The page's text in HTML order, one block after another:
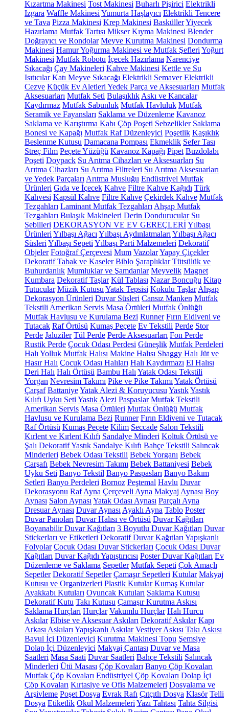
Kızartma Makinesi Tost Makinesi Buharlı Pişirici Elektrikli
Izgara Waffle Makinesi Yumurta Haşlayıcı Elektrikli Tencere
ve Tava Pizza Makinesi Krep Makinesi BasküllerYiyecek
Hazırlama Mutfak Tartısı Mikser Kıyma Makinesi Blender
Doğrayıcı ve Rondolar Meyve Kurutma Makinesi Dondurma
Makinesi Hamur Yoğurma Makinesi ve Mutfak Şefleri Yoğurt
Makinesi Mutfak Robotu İçecek Hazırlama Narenciye
Sıkacağı Çay Makineleri Kahve Makinesi Kettle ve Su
Isıtıcılar Katı Meyve Sıkacağı Elektrikli Semaver Elektrikli
Cezve Küçük Ev Aletleri Yedek Parça ve Aksesuarları Mutfak
Aksesuarları Mutfak Seti Bulaşıklık Askı ve Kancalar
Kaydırmaz Mutfak Sabunluk Mutfak Havluluk Mutfak
Seramik ve Fayansları Saklama ve Düzenleme Kavanoz
Saklama ve Karıştırma Kabı Çöp Poşeti Sebzelikler Saklama
Bonesi ve Kapağı Mutfak Raf Düzenleyici Poşetlik Kaşıklık
Beslenme Kutusu Damacana Pompası Ekmeklik Sefer Tası
Streç Film Peçete Yüzüğü Kavanoz Kapağı Pipet Buzdolabı
Poşeti Doypack Su Arıtma Cihazları ve Aksesuarları Su
Arıtma Cihazları Su Arıtma Filtreleri Su Arıtma Aksesuarları
ve Yedek Parçaları Arıtma Musluğu Endüstriyel Mutfak
Ürünleri Gıda ve İçecek Kahve Filtre Kahve Kağıdı Türk
Kahvesi Kapsül Kahve Filtre Kahve Çekirdek Kahve Mutfak
Tezgahları Laminant Mutfak Tezgahları Ahşap Mutfak
Tezgahları Bulaşık Makineleri Derin Dondurucular Su
Sebilleri DEKORASYON VE EV GEREÇLERİYılbaşı
Ürünleri Yılbaşı Ağacı Yılbaşı Aydınlatmaları Yılbaşı Ağacı
Süsleri Yılbaşı Sepeti Yılbaşı Parti Malzemeleri Dekoratif
Objeler Fotoğraf Çerçevesi Mum VazolarYapay Çiçekler
Dekoratif Tabak ve Kaseler Biblo Şaraplıklar Tütsülük ve
Buhurdanlık Mumluklar ve Şamdanlar Meyvelik Magnet
Kumbara Dekoratif Taşlar Kül Tablası Nazar Boncuğu Kitap
Tutucular Müzik Kutusu Yatak Tepsisi Kokulu Taşlar Ahşap
Dekorasyon Ürünleri Duvar Süsleri Cansız Manken Mutfak
Tekstili Amerikan Servis Masa Örtüleri Mutfak Önlüğü
Mutfak Havlusu ve Kurulama Bezi Runner Fırın Eldiveni ve
Tutacak Raf Örtüsü Kumaş Peçete Ev Tekstili Perde Stor
Perde Jaluziler Tül Perde Perde Aksesuarları Fon Perde
Rustik Perde Çocuk Odası Perdesi Güneşlik Mutfak Perdeleri
Halı Yolluk Mutfak Halısı Makine Halısı Shaggy Halı Jüt ve
Hasır Halı Çocuk Odası Halıları Halı Kaydırmazı El Halısı
Deri Halı Halı Örtüsü Bambu Halı Yatak Odası Tekstili
Yorgan Nevresim Takımı Pike ve Pike Takımı Yatak Örtüsü
Çarşaf BattaniyeYatak Alezi & Koruyucusu YastıkYastık
Kılıfı Uyku Seti Yastık Alezi Paspaslar Mutfak Tekstili
Amerikan Servis Masa Örtüleri Mutfak Önlüğü Mutfak
Havlusu ve Kurulama Bezi Runner Fırın Eldiveni ve Tutacak
Raf Örtüsü Kumaş Peçete Kilim Seccade Salon Tekstili
Kırlent ve Kırlent Kılıfı Sandalye Minderi Koltuk Örtüsü ve
Şalı Dekoratif Yastık Sandalye Kılıfı Bahçe Tekstili Salıncak
Minderleri Bebek Odası Tekstili Bebek Yorganı Bebek
Çarşafı Bebek Nevresim Takımı Bebek Battaniyesi Bebek
Uyku Seti Banyo Tekstil Banyo Paspasları Banyo Bakım
Setleri Banyo Perdeleri Bornoz Peştemal Havlu Duvar
Dekorasyonu Raf Ayna Çerçeveli Ayna Makyaj Aynası Boy
Aynası Salon Aynası Yatak Odası Aynası Parçalı Ayna
Dresuar Aynası Duvar Aynası Ayaklı Ayna Tablo Poster
Duvar Panoları Duvar Halısı ve Örtüsü Duvar Kağıtları
Boyanabilir Duvar Kağıtları 3 Boyutlu Duvar Kağıtları Duvar
Stickerları ve Etiketleri Dekoratif Duvar Kağıtları Yapışkanlı
Folyolar Çocuk Odası Duvar Stickerları Çocuk Odası Duvar
Kağıtları Duvar Kağıdı Yapıştırıcısı Poster Duvar Kağıtları Ev
Düzenleme ve Saklama Sepetler Mutfak Sepeti Çok Amaçlı
Sepetler Dekoratif Sepetler Çamaşır Sepetleri Kutular Makyaj
Kutusu ve Organizerleri Plastik Kutular Kumaş Kutular
Ayakkabı Kutuları Oyuncak Kutuları Saklama Kutusu
Dekoratif Kutu Takı Kutusu Çamaşır Kurutma Askısı
Saklama Hurçları Hurçlar Vakumlu Hurçlar Halı Hurcu
Askılar Elbise ve Aksesuar Askıları Dekoratif Askılar Kapı
Arkası Askıları Yapışkanlı Askılar Vestiyer Askısı Takı Askısı
Bavul İçi Düzenleyici Kurutma Makinesi Topu Şemsiye
Dolap İçi Düzenleyici Makyaj Çantası Duvar ve Masa
Saatleri Masa Saati Duvar Saatleri Bahçe Tekstili Salıncak
Minderleri Ütü Masası Çöp Kovaları Banyo Çöp Kovaları
Mutfak Çöp Kovaları Endüstriyel Çöp Kovaları Dolap İçi
Çöp Kovaları Kırtasiye ve Ofis Malzemeleri Dosyalama ve
Arşivleme Poşet Dosya Evrak Rafı Çıtçıtlı Dosya Klasör Telli
Dosya Etiketlik Okul Malzemeleri Yazı Tahtası Tahta Silgisi